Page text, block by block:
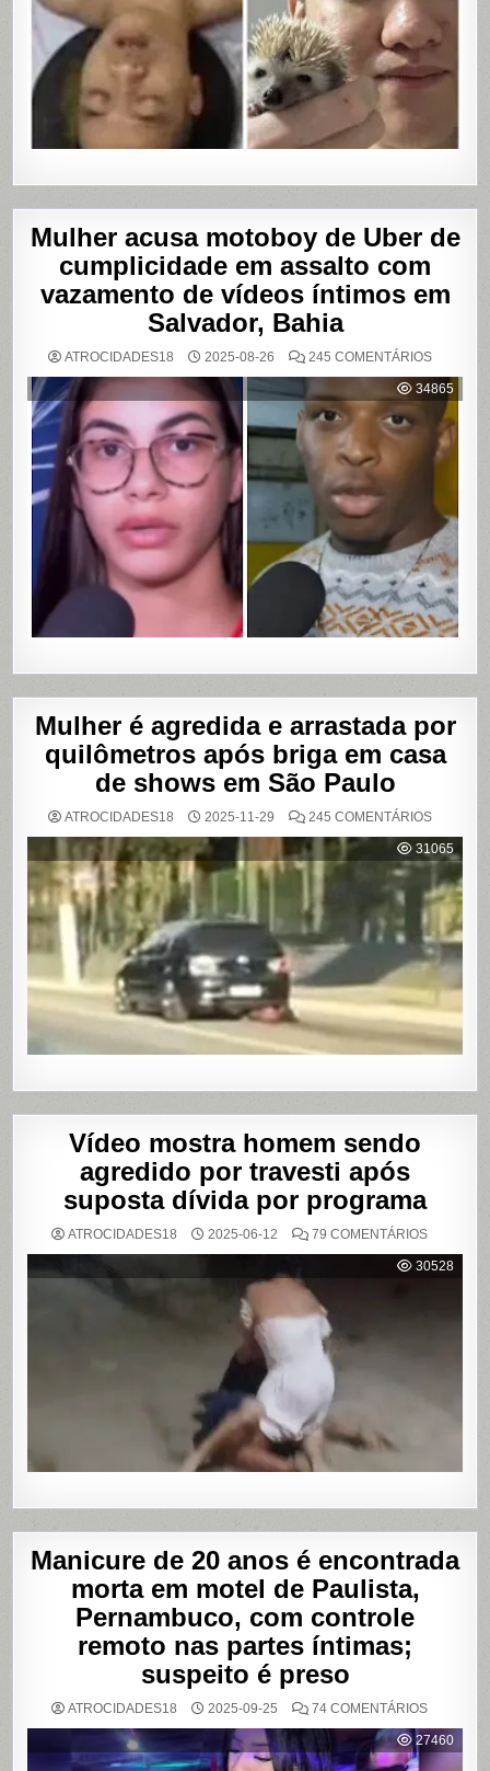
Mulher acusa motoboy de Uber de
cumplicidade em assalto com
vazamento de vídeos íntimos em
Salvador, Bahia
ATROCIDADES18 2025-08-26 245 COMENTÁRIOSEM
ACUSA
DE
UBER
DE
EM
DE
VÍDEOS
ÍNTIMOS
EM
BAHIA
34865
Mulher é agredida e arrastada por
quilômetros após briga em casa
de shows em São Paulo
ATROCIDADES18 2025-11-29 245 COMENTÁRIOSEM
É
E
POR
APÓS
BRIGA
EM
CASA
SHOWS
SÃO
PAULO
31065
Vídeo mostra homem sendo
agredido por travesti após
suposta dívida por programa
ATROCIDADES18 2025-06-12 79 COMENTÁRIOSEM
MOSTRA
HOMEM
30528
Manicure de 20 anos é encontrada
morta em motel de Paulista,
Pernambuco, com controle
remoto nas partes íntimas;
suspeito é preso
ATROCIDADES18 2025-09-25 74 COMENTÁRIOSEM
DE
20
ANOS
27460